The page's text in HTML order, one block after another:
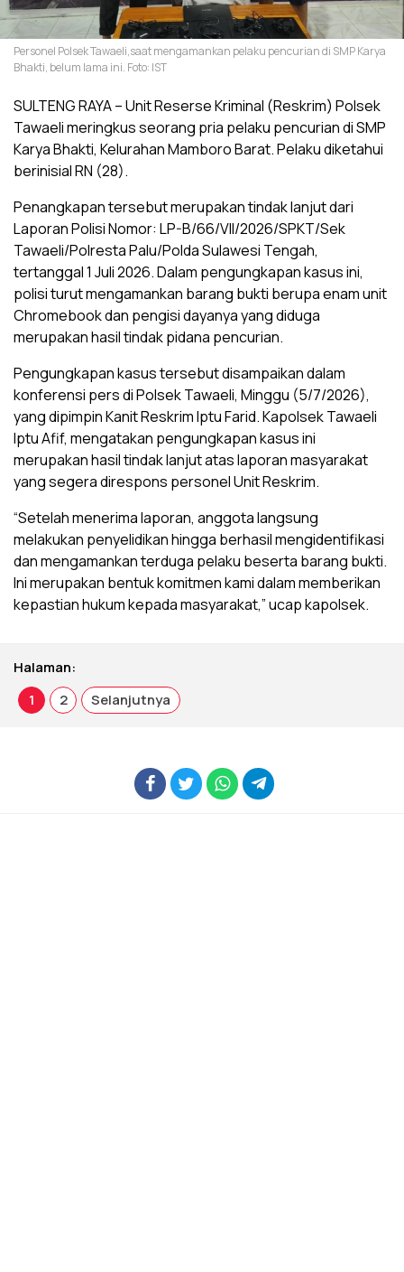
Personel Polsek Tawaeli,saat mengamankan pelaku pencurian di SMP Karya
Bhakti, belum lama ini. Foto: IST
SULTENG RAYA – Unit Reserse Kriminal (Reskrim) Polsek
Tawaeli meringkus seorang pria pelaku pencurian di SMP
Karya Bhakti, Kelurahan Mamboro Barat. Pelaku diketahui
berinisial RN (28).
Penangkapan tersebut merupakan tindak lanjut dari
Laporan Polisi Nomor: LP-B/66/VII/2026/SPKT/Sek
Tawaeli/Polresta Palu/Polda Sulawesi Tengah,
tertanggal 1 Juli 2026. Dalam pengungkapan kasus ini,
polisi turut mengamankan barang bukti berupa enam unit
Chromebook dan pengisi dayanya yang diduga
merupakan hasil tindak pidana pencurian.
Pengungkapan kasus tersebut disampaikan dalam
konferensi pers di Polsek Tawaeli, Minggu (5/7/2026),
yang dipimpin Kanit Reskrim Iptu Farid. Kapolsek Tawaeli
Iptu Afif, mengatakan pengungkapan kasus ini
merupakan hasil tindak lanjut atas laporan masyarakat
yang segera direspons personel Unit Reskrim.
“Setelah menerima laporan, anggota langsung
melakukan penyelidikan hingga berhasil mengidentifikasi
dan mengamankan terduga pelaku beserta barang bukti.
Ini merupakan bentuk komitmen kami dalam memberikan
kepastian hukum kepada masyarakat,” ucap kapolsek.
Halaman:
1
2 Selanjutnya